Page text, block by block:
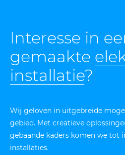
Interesse in
gemaakte
installatie?
Wij geloven in uitgebreide
gebied. Met creatieve
gebaande kaders komen we tot
installaties.